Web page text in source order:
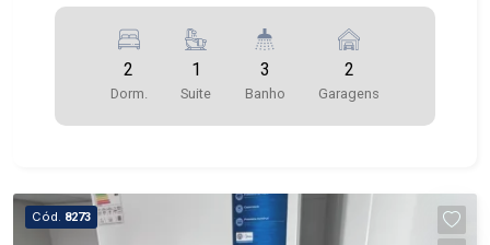
2
Dorm.
1
Suite
3
Banho
2
Garagens
Cód. 8273